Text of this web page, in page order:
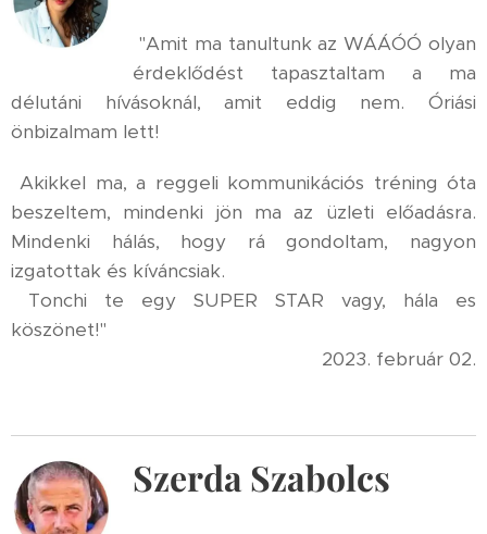
"Amit ma tanultunk az WÁÁÓÓ olyan
érdeklődést tapasztaltam a ma
délutáni hívásoknál, amit eddig nem. Óriási
önbizalmam lett!
Akikkel ma, a reggeli kommunikációs tréning óta
beszeltem, mindenki jön ma az üzleti előadásra.
Mindenki hálás, hogy rá gondoltam, nagyon
izgatottak és kíváncsiak.
Tonchi te egy SUPER STAR vagy, hála es
köszönet!"
2023. február 02.
Szerda Szabolcs